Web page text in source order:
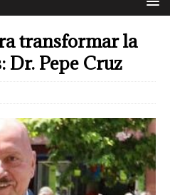
transformar la
Dr. Pepe Cruz